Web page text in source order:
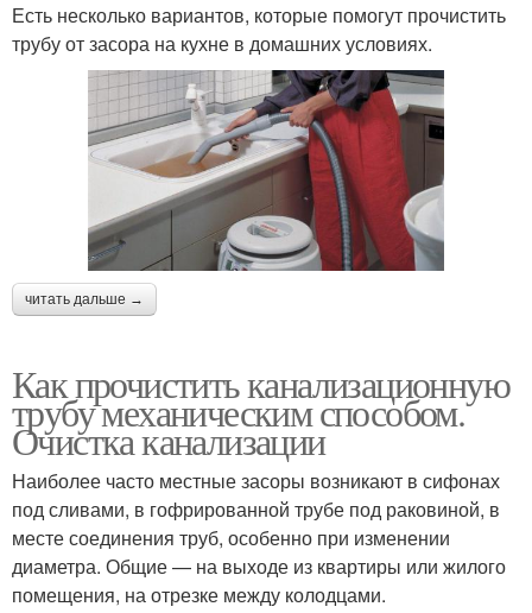
Есть несколько вариантов, которые помогут прочистить
трубу от засора на кухне в домашних условиях.
читать дальше →
Как прочистить канализационную
трубу механическим способом.
Очистка канализации
Наиболее часто местные засоры возникают в сифонах
под сливами, в гофрированной трубе под раковиной, в
месте соединения труб, особенно при изменении
диаметра. Общие — на выходе из квартиры или жилого
помещения, на отрезке между колодцами.